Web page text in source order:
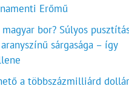
Erőmű
bor? Súlyos
sárgasága – így
a többszázmilliárd